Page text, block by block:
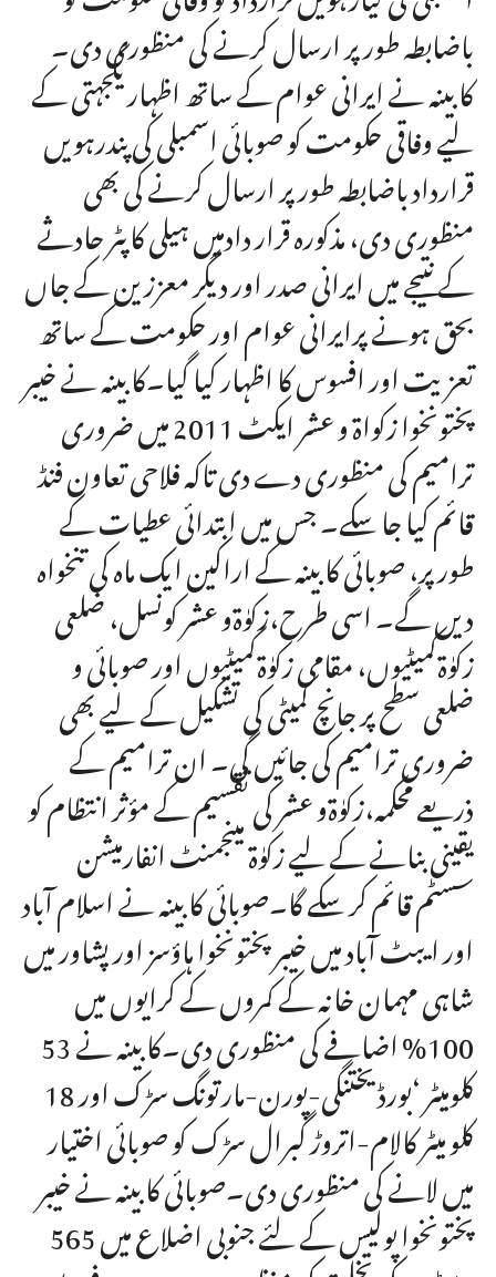
باضابطہ طور پر ارسال کرنے کی منظوری دی۔
کابینہ نے ایرانی عوام کے ساتھ اظہار یکجہتی کے
لیے وفاقی حکومت کو صوبائی اسمبلی کی پندرہویں
قرارداد باضابطہ طور پر ارسال کرنے کی بھی
منظوری دی، مذکورہ قرار دادمیں ہیلی کاپٹر حادثے
کے نتیجے میں ایرانی صدر اور دیگر معززین کے جاں
بحق ہونے پرایرانی عوام اور حکومت کے ساتھ
تعزیت اور افسوس کا اظہار کیا گیا۔کابینہ نے خیبر
پختونخوا زکواۃ و عشر ایکٹ 2011 میں ضروری
ترامیم کی منظوری دے دی تاکہ فلاحی تعاون فنڈ
قائم کیا جا سکے۔ جس میں ابتدائی عطیات کے
طور پر، صوبائی کابینہ کے اراکین ایک ماہ کی تنخواہ
دیں گے۔ اسی طرح،زکوٰۃو عشر کونسل، ضلعی
زکوٰۃکمیٹیوں، مقامی زکوٰۃکمیٹیوں اور صوبائی و
ضلعی سطح پر جانچ کمیٹی کی تشکیل کے لیے بھی
ضروری ترامیم کی جائیں گی۔ ان ترامیم کے
ذریعے محکمہ،زکوٰۃو عشر کی تقسیم کے مؤثر انتظام کو
یقینی بنانے کے لیے زکوٰۃ مینجمنٹ انفارمیشن
سسٹم قائم کر سکے گا۔صوبائی کابینہ نے اسلام آباد
اور ایبٹ آباد میں خیبر پختونخوا ہاؤسز اور پشاور میں
شاہی مہمان خانہ کے کمروں کے کرایوں میں
100% اضافے کی منظوری دی۔کابینہ نے 53
کلومیٹر ‘بورڈ یختنگی-پورن-مارتونگ سڑک اور 18
کلو میٹر کالام-اتروڑ گبرال سڑک کو صوبائی اختیار
میں لانے کی منظوری دی۔صوبائی کابینہ نے خیبر
پختونخوا پولیس کے لئے جنوبی اضلاع میں 565